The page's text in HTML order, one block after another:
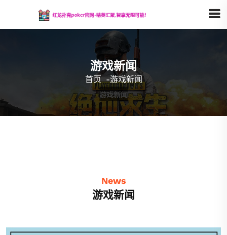
游戏新闻
首页 -游戏新闻
News
游戏新闻